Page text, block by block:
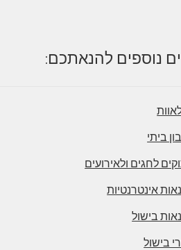
נוספים להנאתכם:
ביתי
לחגים ולאירועים
אינטרנטיות
בישול
בישול